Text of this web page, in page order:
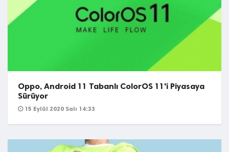
Oppo, Android 11 Tabanlı ColorOS 11'i Piyasaya
Sürüyor
15 Eylül 2020 Salı 14:33